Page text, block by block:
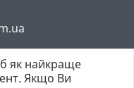
як найкраще
Якщо Ви